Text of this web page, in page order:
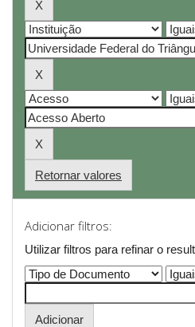
Retornar valores
Adicionar filtros:
Utilizar filtros para refinar o